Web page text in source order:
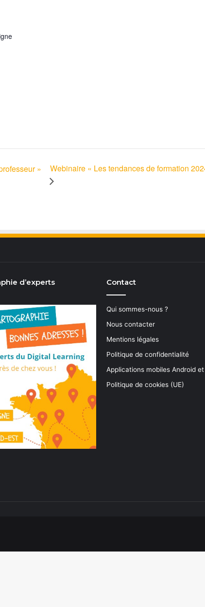
» Webinaire « Les tendances de formation
d’experts Contact
Qui sommes-nous ?
Nous contacter
Mentions légales
Politique de confidentialité
Applications mobiles Android et
Politique de cookies (UE)